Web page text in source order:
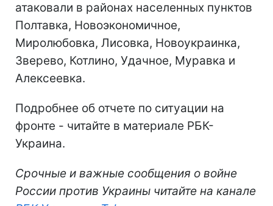
атаковали в районах населенных пунктов
Полтавка, Новоэкономичное,
Миролюбовка, Лисовка, Новоукраинка,
Зверево, Котлино, Удачное, Муравка и
Алексеевка.
Подробнее об отчете по ситуации на
фронте - читайте в материале РБК-
Украина.
Срочные и важные сообщения о войне
России против Украины читайте на канале